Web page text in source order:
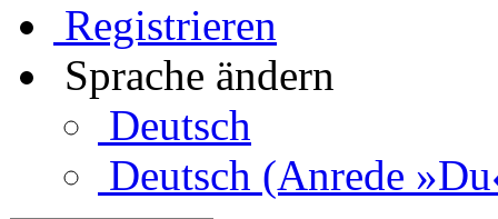
Registrieren
Sprache ändern
Deutsch
Deutsch (Anrede